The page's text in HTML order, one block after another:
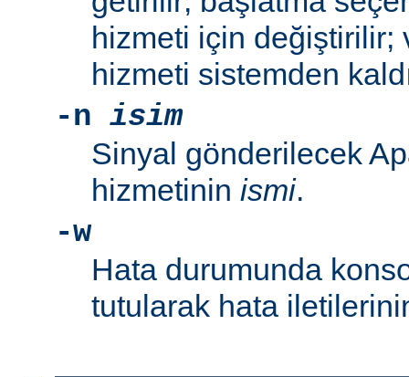
hizmeti için değiştirilir;
hizmeti sistemden
-n isim
Sinyal gönderilecek
hizmetinin ismi.
-w
Hata durumunda
tutularak hata